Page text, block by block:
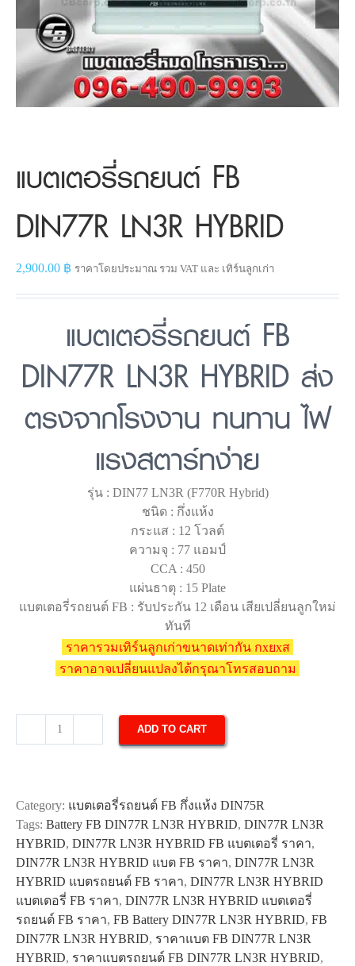
แบตเตอรี่รถยนต์ FB
DIN77R LN3R HYBRID
2,900.00 ฿ ราคาโดยประมาณ รวม VAT และ เทิร์นลูกเก่า
แบตเตอรี่รถยนต์ FB
DIN77R LN3R HYBRID ส่ง
ตรงจากโรงงาน ทนทาน ไฟ
แรงสตาร์ทง่าย
รุ่น : DIN77 LN3R (F770R Hybrid)
ชนิด : กึ่งแห้ง
กระแส : 12 โวลต์
ความจุ : 77 แอมป์
CCA : 450
แผ่นธาตุ : 15 Plate
แบตเตอรี่รถยนต์ FB : รับประกัน 12 เดือน เสียเปลี่ยนลูกใหม่
ทันที
ราคารวมเทิร์นลูกเก่าขนาดเท่ากัน กxยxส
ราคาอาจเปลี่ยนแปลงได้กรุณาโทรสอบถาม
LN3R
HYBRID
quantity
ADD TO CART
Category: แบตเตอรี่รถยนต์ FB กึ่งแห้ง DIN75R
Tags: Battery FB DIN77R LN3R HYBRID, DIN77R LN3R
HYBRID, DIN77R LN3R HYBRID FB แบตเตอรี่ ราคา,
DIN77R LN3R HYBRID แบต FB ราคา, DIN77R LN3R
HYBRID แบตรถยนต์ FB ราคา, DIN77R LN3R HYBRID
แบตเตอรี่ FB ราคา, DIN77R LN3R HYBRID แบตเตอรี่
รถยนต์ FB ราคา, FB Battery DIN77R LN3R HYBRID, FB
DIN77R LN3R HYBRID, ราคาแบต FB DIN77R LN3R
HYBRID, ราคาแบตรถยนต์ FB DIN77R LN3R HYBRID,